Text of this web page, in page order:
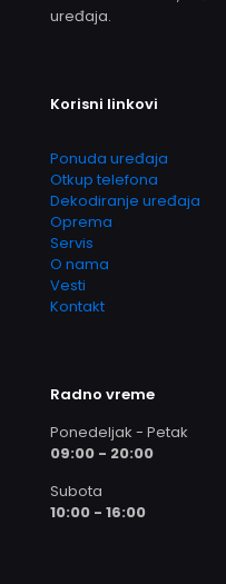
uređaja.
Korisni linkovi
Ponuda uređaja
Otkup telefona
Dekodiranje uređaja
Oprema
Servis
O nama
Vesti
Kontakt
Radno vreme
Ponedeljak - Petak
09:00 - 20:00
Subota
10:00 - 16:00